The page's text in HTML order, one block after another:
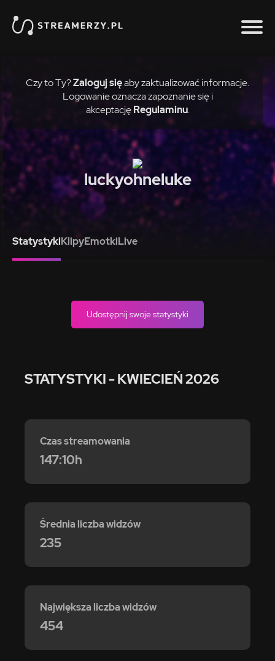
Czy to Ty?Zaloguj sięaby zaktualizować informacje.
Logowanie oznacza zapoznanie się i
akceptację Regulaminu.
luckyohneluke
StatystykiKlipyEmotkiLive
Udostępnij swoje statystyki
STATYSTYKI - KWIECIEŃ 2026
Czas streamowania
147:10h
Średnia liczba widzów
235
Największa liczba widzów
454